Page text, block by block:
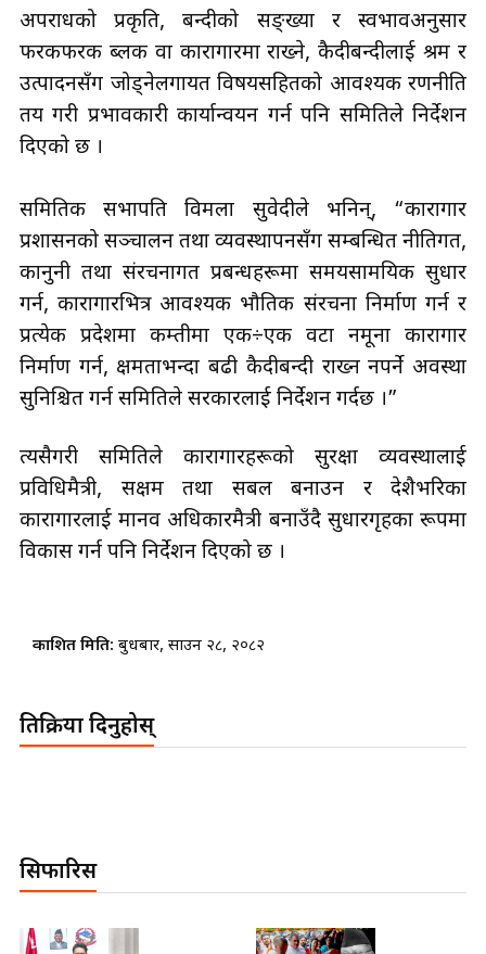
अपराधको प्रकृति, बन्दीको सङ्ख्या र स्वभावअनुसार
फरकफरक ब्लक वा कारागारमा राख्ने, कैदीबन्दीलाई श्रम र
उत्पादनसँग जोड्नेलगायत विषयसहितको आवश्यक रणनीति
तय गरी प्रभावकारी कार्यान्वयन गर्न पनि समितिले निर्देशन
दिएको छ ।
समितिक सभापति विमला सुवेदीले भनिन्, “कारागार
प्रशासनको सञ्चालन तथा व्यवस्थापनसँग सम्बन्धित नीतिगत,
कानुनी तथा संरचनागत प्रबन्धहरूमा समयसामयिक सुधार
गर्न, कारागारभित्र आवश्यक भौतिक संरचना निर्माण गर्न र
प्रत्येक प्रदेशमा कम्तीमा एक÷एक वटा नमूना कारागार
निर्माण गर्न, क्षमताभन्दा बढी कैदीबन्दी राख्न नपर्ने अवस्था
सुनिश्चित गर्न समितिले सरकारलाई निर्देशन गर्दछ ।”
त्यसैगरी समितिले कारागारहरूको सुरक्षा व्यवस्थालाई
प्रविधिमैत्री, सक्षम तथा सबल बनाउन र देशैभरिका
कारागारलाई मानव अधिकारमैत्री बनाउँदै सुधारगृहका रूपमा
विकास गर्न पनि निर्देशन दिएको छ ।
प्रकाशित मिति: बुधबार, साउन २८, २०८२
प्रतिक्रिया दिनुहोस्
सिफारिस